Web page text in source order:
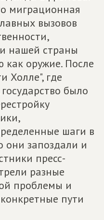
миграционная
вызовов
нашей страны
как оружие. После
Холле", где
было
шаги в
они запоздали и
пресс-
разные
проблемы и
пути